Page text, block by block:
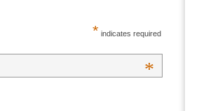
* indicates required
*